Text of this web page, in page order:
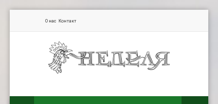
О нас Контакт